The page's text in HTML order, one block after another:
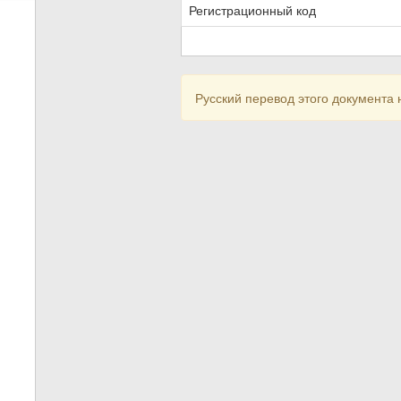
Регистрационный код
Русский перевод этого документа